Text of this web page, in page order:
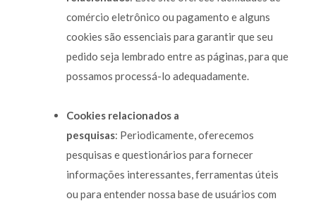
comércio eletrônico ou pagamento e alguns
cookies são essenciais para garantir que seu
pedido seja lembrado entre as páginas, para que
possamos processá-lo adequadamente.
Cookies relacionados a
pesquisas: Periodicamente, oferecemos
pesquisas e questionários para fornecer
informações interessantes, ferramentas úteis
ou para entender nossa base de usuários com